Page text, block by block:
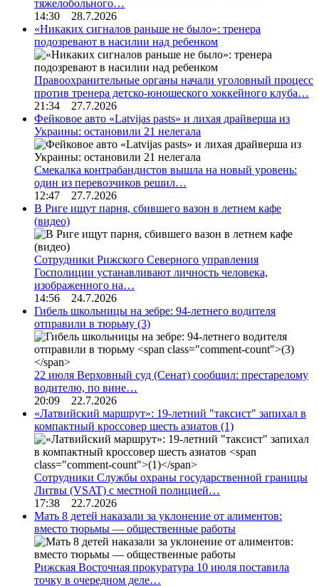
тяжелобольного…
14:30 28.7.2026
«Никаких сигналов раньше не было»: тренера
подозревают в насилии над ребенком
Правоохранительные органы начали уголовный процесс
против тренера детско-юношеского хоккейного клуба…
21:34 27.7.2026
Фейковое авто «Latvijas pasts» и лихая драйверша из
Украины: остановили 21 нелегала
Смекалка контрабандистов вышла на новый уровень:
один из перевозчиков решил…
12:47 27.7.2026
В Риге ищут парня, сбившего вазон в летнем кафе
(видео)
Сотрудники Рижского Северного управления
Госполиции устанавливают личность человека,
изображенного на…
14:56 24.7.2026
Гибель школьницы на зебре: 94-летнего водителя
отправили в тюрьму (3)
22 июля Верховный суд (Сенат) сообщил: престарелому
водителю, по вине…
20:09 22.7.2026
«Латвийский маршрут»: 19-летний "таксист" запихал в
компактный кроссовер шесть азиатов (1)
Сотрудники Службы охраны государственной границы
Литвы (VSAT) с местной полицией…
17:38 22.7.2026
Мать 8 детей наказали за уклонение от алиментов:
вместо тюрьмы — общественные работы
Рижская Восточная прокуратура 10 июля поставила
точку в очередном деле…